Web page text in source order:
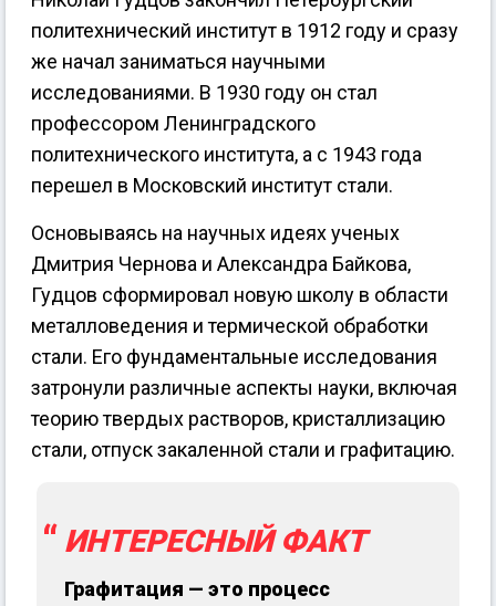
политехнический институт в 1912 году и сразу
же начал заниматься научными
исследованиями. В 1930 году он стал
профессором Ленинградского
политехнического института, а с 1943 года
перешел в Московский институт стали.
Основываясь на научных идеях ученых
Дмитрия Чернова и Александра Байкова,
Гудцов сформировал новую школу в области
металловедения и термической обработки
стали. Его фундаментальные исследования
затронули различные аспекты науки, включая
теорию твердых растворов, кристаллизацию
стали, отпуск закаленной стали и графитацию.
ИНТЕРЕСНЫЙ ФАКТ
Графитация — это процесс